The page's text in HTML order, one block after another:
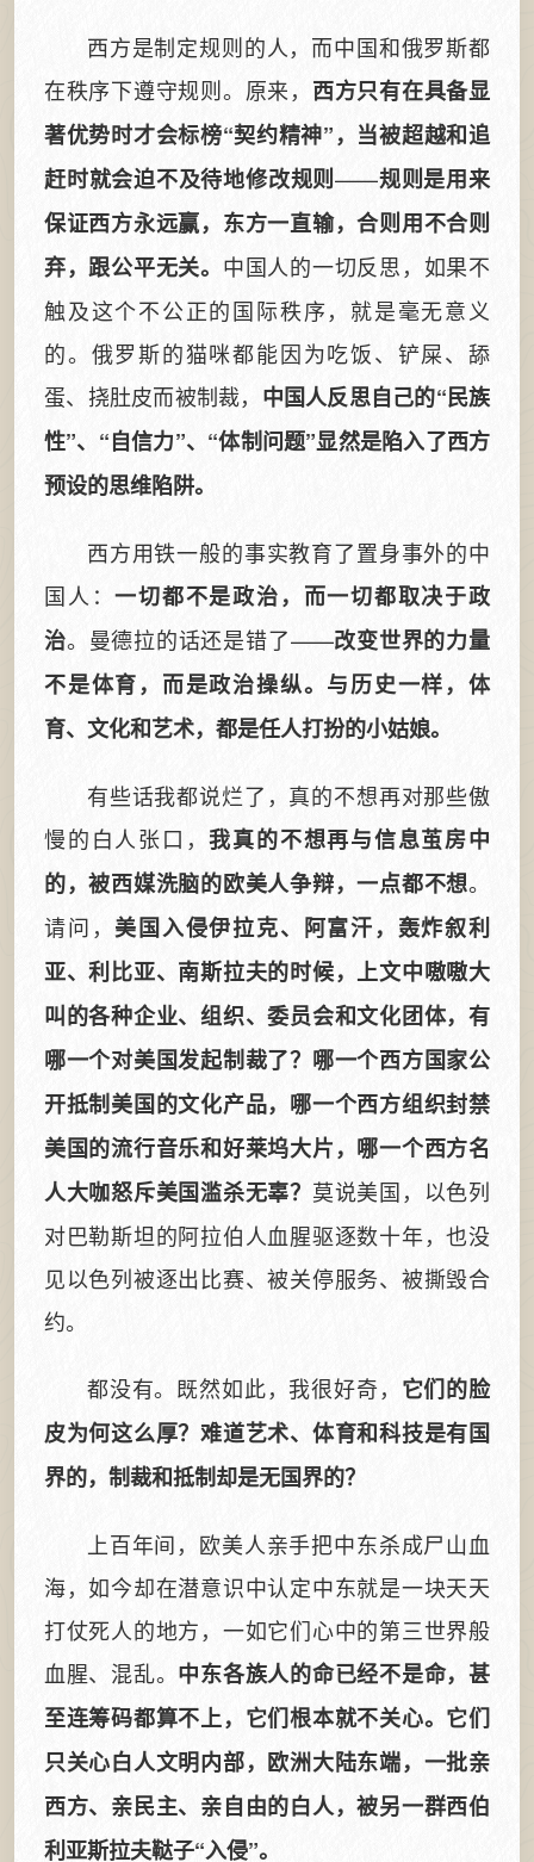
西方是制定规则的人，而中国和俄罗斯都
在秩序下遵守规则。原来， 西方只有在具备显
著优势时才会标榜“契约精神”，当被超越和追
赶时就会迫不及待地修改规则——规则是用来
保证西方永远赢，东方一直输，合则用不合则
弃，跟公平无关。 中国人的一切反思，如果不
触及这个不公正的国际秩序，就是毫无意义
的。俄罗斯的猫咪都能因为吃饭、铲屎、舔
蛋、挠肚皮而被制裁， 中国人反思自己的“民族
性”、“自信力”、“体制问题”显然是陷入了西方
预设的思维陷阱。
西方用铁一般的事实教育了置身事外的中
国人：一切都不是政治，而一切都取决于政
治。曼德拉的话还是错了——改变世界的力量
不是体育，而是政治操纵。与历史一样，体
育、文化和艺术，都是任人打扮的小姑娘。
有些话我都说烂了，真的不想再对那些傲
慢的白人张口，我真的不想再与信息茧房中
的，被西媒洗脑的欧美人争辩，一点都不想。
请问， 美国入侵伊拉克、阿富汗，轰炸叙利
亚、利比亚、南斯拉夫的时候，上文中嗷嗷大
叫的各种企业、组织、委员会和文化团体，有
哪一个对美国发起制裁了？哪一个西方国家公
开抵制美国的文化产品，哪一个西方组织封禁
美国的流行音乐和好莱坞大片，哪一个西方名
人大咖怒斥美国滥杀无辜？ 莫说美国，以色列
对巴勒斯坦的阿拉伯人血腥驱逐数十年，也没
见以色列被逐出比赛、被关停服务、被撕毁合
约。
都没有。既然如此，我很好奇， 它们的脸
皮为何这么厚？难道艺术、体育和科技是有国
界的，制裁和抵制却是无国界的？
上百年间，欧美人亲手把中东杀成尸山血
海，如今却在潜意识中认定中东就是一块天天
打仗死人的地方，一如它们心中的第三世界般
血腥、混乱。 中东各族人的命已经不是命，甚
至连筹码都算不上，它们根本就不关心。它们
只关心白人文明内部，欧洲大陆东端，一批亲
西方、亲民主、亲自由的白人，被另一群西伯
利亚斯拉夫鞑子“入侵”。